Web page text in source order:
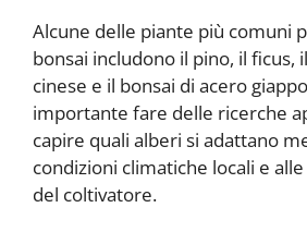
Alcune delle piante più comuni
bonsai includono il pino, il ficus,
cinese e il bonsai di acero
importante fare delle ricerche
capire quali alberi si adattano
condizioni climatiche locali e
del coltivatore.